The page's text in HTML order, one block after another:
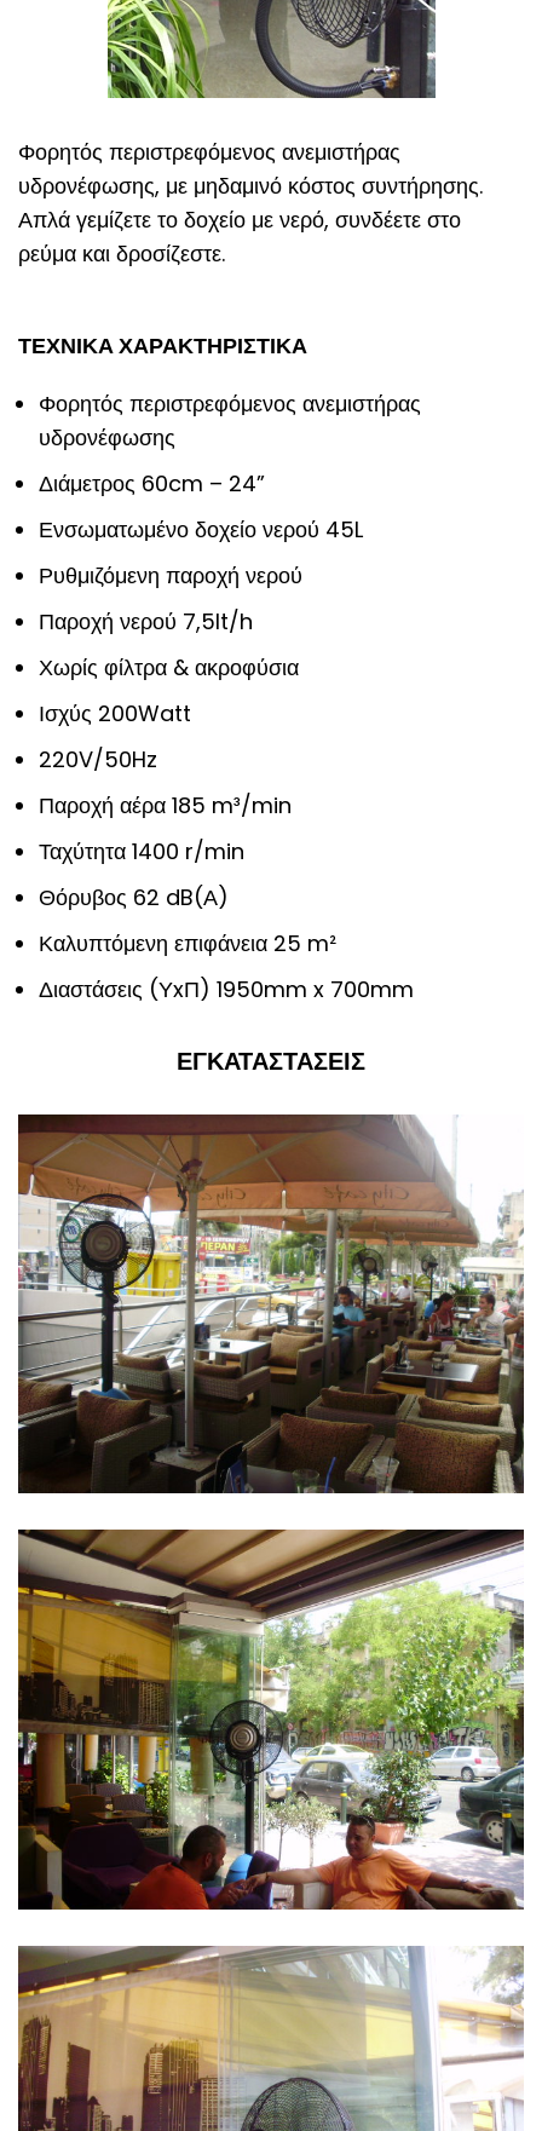
Φορητός περιστρεφόμενος ανεμιστήρας
υδρονέφωσης, με μηδαμινό κόστος συντήρησης.
Απλά γεμίζετε το δοχείο με νερό, συνδέετε στο
ρεύμα και δροσίζεστε.
ΤΕΧΝΙΚΑ ΧΑΡΑΚΤΗΡΙΣΤΙΚΑ
Φορητός περιστρεφόμενος ανεμιστήρας
υδρονέφωσης
Διάμετρος 60cm – 24”
Ενσωματωμένο δοχείο νερού 45L
Ρυθμιζόμενη παροχή νερού
Παροχή νερού 7,5lt/h
Χωρίς φίλτρα & ακροφύσια
Ισχύς 200Watt
220V/50Hz
Παροχή αέρα 185 m³/min
Ταχύτητα 1400 r/min
Θόρυβος 62 dB(Α)
Καλυπτόμενη επιφάνεια 25 m²
Διαστάσεις (ΥxΠ) 1950mm x 700mm
ΕΓΚΑΤΑΣΤΑΣΕΙΣ